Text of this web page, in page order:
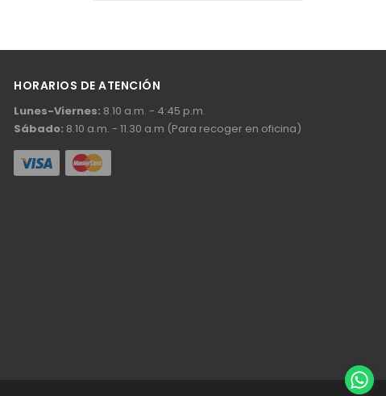
HORARIOS DE ATENCIÓN
Lunes-Viernes: 8.10 a.m. - 4:45 p.m.
Sábado: 8.10 a.m. - 11.30 a.m (Para recoger en oficina)